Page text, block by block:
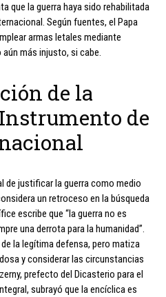
que la guerra haya sido rehabilitada
Según fuentes, el Papa
armas letales mediante
más injusto, si cabe.
de la
de
de justificar la guerra como medio
un retroceso en la búsqueda
escribe que “la guerra no es
una derrota para la humanidad”.
la legítima defensa, pero matiza
y considerar las circunstancias
prefecto del Dicasterio para el
subrayó que la encíclica es